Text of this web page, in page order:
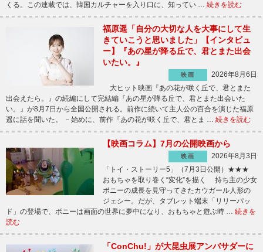
くる。この連載では、韓国カルチャーを入り口に、知ってい … 続きを読む
福原遥「自分の大切な人を大事にして生
きていこうと思いました」【インタビュ
ー】『あの星が降る丘で、君とまた出会
いたい。』
映画
2026年8月6日
大ヒット映画『あの花が咲く丘で、君とまた
出会えたら。』の続編にして完結編『あの星が降る丘で、君とまた出会いた
い。』が8月7日から全国公開される。前作に続いて主人公の百合を演じた福原
遥に話を聞いた。 －始めに、前作『あの花が咲く丘で、君とま … 続きを読む
【映画コラム】7月の公開映画から
映画
2026年8月3日
「トイ・ストーリー5」（7月3日公開）★★★
おもちゃを取り巻く“変化”を描く 持ち主の少女
ボニーの成長を見守ってきたカウガール人形の
ジェシー。だが、タブレット端末「リリーパッ
ド」の登場で、ボニーは画面の世界に夢中になり、おもちゃと遊ぶ時 … 続きを
読む
「ConChu!」が大昆虫展アンバサダーに